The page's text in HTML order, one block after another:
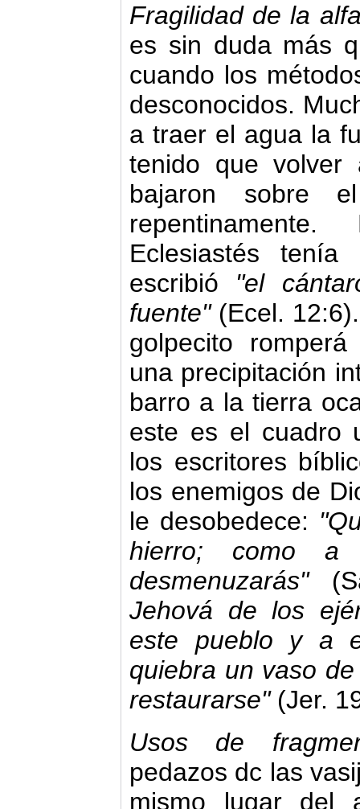
Fragilidad de la
es sin duda más
cuando los
desconocidos.
a traer el agua la
tenido que
bajaron sobre
Eclesiastés
escribió "el
fuente" (Ecel.
golpecito
una precipitación
barro a la tierra
este es el cuadro
los escritores
los enemigos de
le desobedece:
hierro; como a
desmenuzarás"
Jehová de los
este pueblo y a
quiebra un vaso
restaurarse" (Jer.
Usos de
pedazos dc las
mismo lugar del